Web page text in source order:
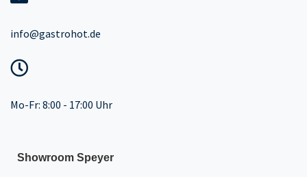
info@gastrohot.de
Mo-Fr: 8:00 - 17:00 Uhr
Showroom Speyer